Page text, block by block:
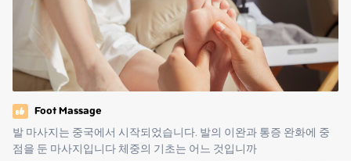
Foot Massage
발 마사지는 중국에서 시작되었습니다. 발의 이완과 통증 완화에 중
점을 둔 마사지입니다 체중의 기초는 어느 것입니까